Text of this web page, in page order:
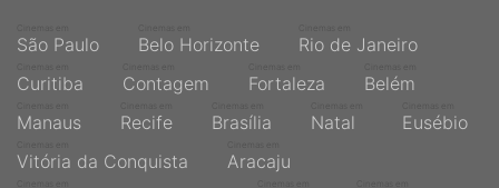
São Paulo Belo Horizonte Rio de Janeiro
Curitiba Contagem Fortaleza Belém
Manaus Recife Brasília Natal Eusébio
Vitória da Conquista Aracaju